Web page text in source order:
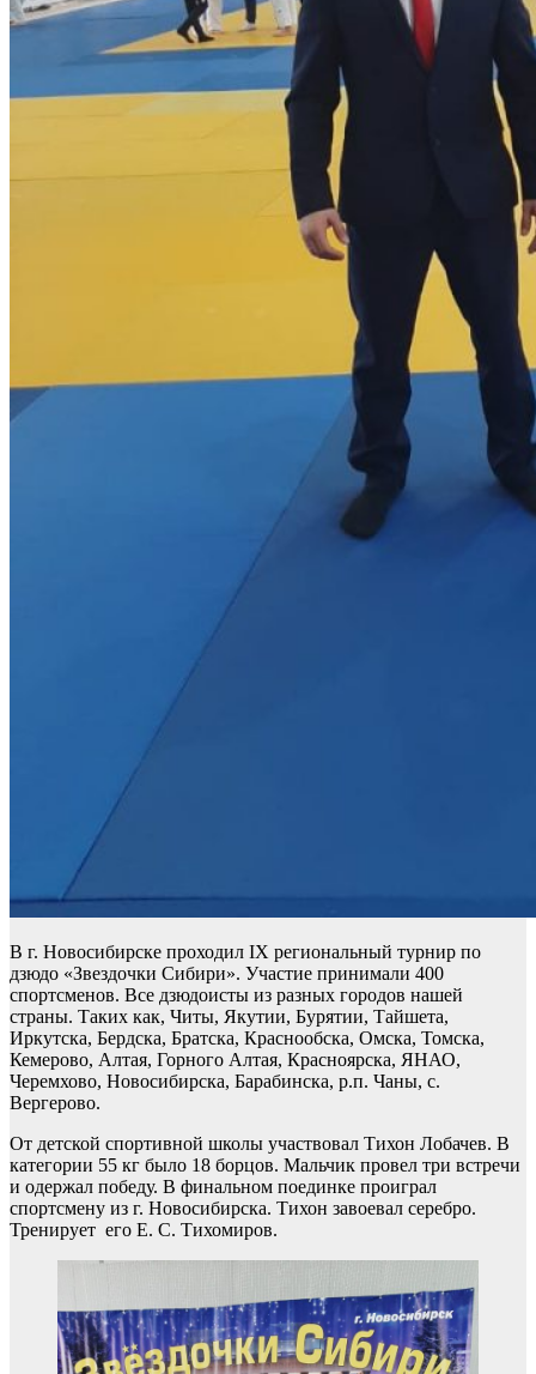
В г. Новосибирске проходил IX региональный турнир по
дзюдо «Звездочки Сибири». Участие принимали 400
спортсменов. Все дзюдоисты из разных городов нашей
страны. Таких как, Читы, Якутии, Бурятии, Тайшета,
Иркутска, Бердска, Братска, Краснообска, Омска, Томска,
Кемерово, Алтая, Горного Алтая, Красноярска, ЯНАО,
Черемхово, Новосибирска, Барабинска, р.п. Чаны, с.
Вергерово.
От детской спортивной школы участвовал Тихон Лобачев. В
категории 55 кг было 18 борцов. Мальчик провел три встречи
и одержал победу. В финальном поединке проиграл
спортсмену из г. Новосибирска. Тихон завоевал серебро.
Тренирует его Е. С. Тихомиров.